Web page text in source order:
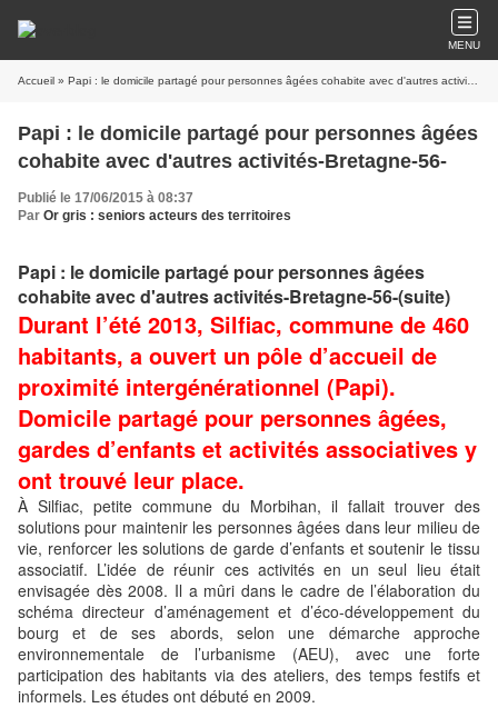
MENU
Accueil » Papi : le domicile partagé pour personnes âgées cohabite avec d'autres activités-Bretagne-56-
Papi : le domicile partagé pour personnes âgées
cohabite avec d'autres activités-Bretagne-56-
Publié le 17/06/2015 à 08:37
Par Or gris : seniors acteurs des territoires
Papi : le domicile partagé pour personnes âgées
cohabite avec d'autres activités-Bretagne-56-(suite)
Durant l’été 2013, Silfiac, commune de 460
habitants, a ouvert un pôle d’accueil de
proximité intergénérationnel (Papi).
Domicile partagé pour personnes âgées,
gardes d’enfants et activités associatives y
ont trouvé leur place.
À Silfiac, petite commune du Morbihan, il fallait trouver des
solutions pour maintenir les personnes âgées dans leur milieu de
vie, renforcer les solutions de garde d’enfants et soutenir le tissu
associatif. L’idée de réunir ces activités en un seul lieu était
envisagée dès 2008. Il a mûri dans le cadre de l’élaboration du
schéma directeur d’aménagement et d’éco-développement du
bourg et de ses abords, selon une démarche approche
environnementale de l’urbanisme (AEU), avec une forte
participation des habitants via des ateliers, des temps festifs et
informels. Les études ont débuté en 2009.